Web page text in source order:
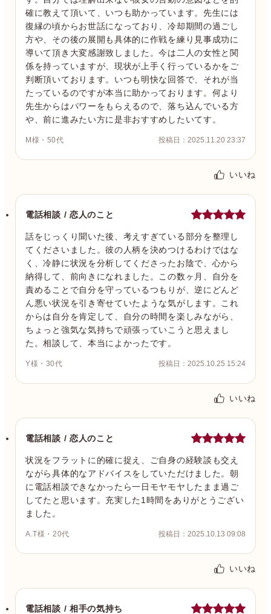
確に教えて頂いて、いつも助かっています。先生には
復縁の頃からお世話になっており、冷却期間の過ごし
方や、その後の展開も具体的に作戦を練り見事成功に
導いて頂き大変感謝致しました。今は二人の女性と関
係を持っていますが、現状が上手く行っているかをご
判断頂いております。いつも明快な回答で、それが当
たっているのですが本当に助かっております。何より
先生からはパワーをもらえるので、落ち込んでいる方
や、前に進みたい方に是非おすすめしたいてす。
M様・50代 投稿日：2025.11.20 23:37
いいね
電話相談 / 恋人のこと
話をじっくり聞いた後、考えすぎている部分を整理し
てくださいました。彼の人柄を決めつけるわけではな
く、冷静に状況を分析してくださったお陰で、心から
納得して、前向きになれました。この数ヶ月、自分を
責めることで自分を守っているつもりが、逆にどんど
ん悪い状況を引き寄せていたような気がします。これ
からは自分を肯定して、自分の時間を楽しみながら、
ちょっと強気な気持ちで頑張っていこうと思えまし
た。相談して、本当によかったです。
Y様・30代 投稿日：2025.10.25 15:24
いいね
電話相談 / 恋人のこと
状況をフラットに的確に捉え、ご自身の経験談も交え
ながら具体的なアドバイスをしていただけました。朝
に電話相談できなかったら一日モヤモヤしたまま過ご
してたと思います。充実した1時間をありがとうござい
ました。
A.T様・20代 投稿日：2025.10.13 09:08
いいね
電話相談 / 相手の気持ち